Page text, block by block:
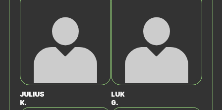
Julius
K.
Luk
G.